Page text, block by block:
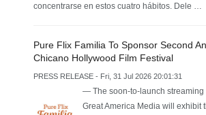
concentrarse en estos cuatro hábitos. Dele …
Pure Flix Familia To Sponsor Second
Chicano Hollywood Film Festival
PRESS RELEASE - Fri, 31 Jul 2026 20:01:31
— The soon-to-launch streaming
Great America Media will exhibit